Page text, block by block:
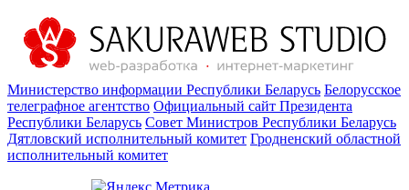
Министерство информации Республики Беларусь Белорусское
телеграфное агентство Официальный сайт Президента
Республики Беларусь Совет Министров Республики Беларусь
Дятловский исполнительный комитет Гродненский областной
исполнительный комитет